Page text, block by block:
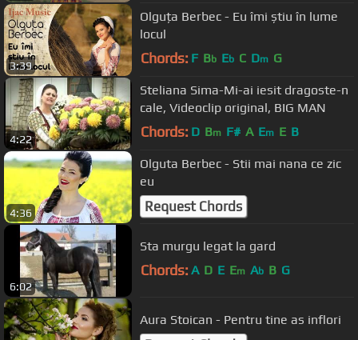
3:39
Olguța Berbec - Eu îmi știu în lume
locul
Chords: F Bb Eb C Dm G
4:22
Steliana Sima-Mi-ai iesit dragoste-n
cale, Videoclip original, BIG MAN
Chords: D Bm F# A Em E B
4:36
Olguta Berbec - Stii mai nana ce zic
eu
Request Chords
6:02
Sta murgu legat la gard
Chords: A D E Em Ab B G
Aura Stoican - Pentru tine as inflori